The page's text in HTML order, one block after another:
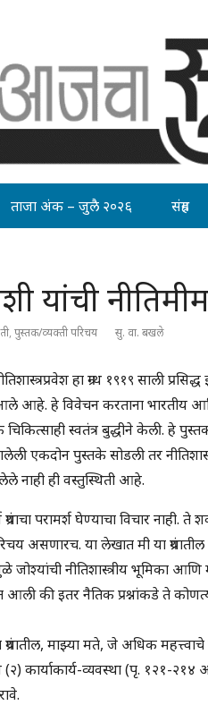
ताजा अंक – जुलै २०२६ संग्रह
यांची
, पुस्तक/व्यक्ती परिचय सु. वा. बखले
हा ग्रन्थ १९१९ साली
आहे. हे विवेचन करताना भारतीय
चिकित्साही स्वतंत्र बुद्धीने केली. हे
एकदोन पुस्तके सोडली तर
नाही ही वस्तुस्थिती आहे.
परामर्श घेण्याचा विचार
असणारच. या लेखात मी या
जोश्यांची नीतिशास्त्रीय भूमिका
आली की इतर नैतिक प्रश्नांकडे ते
ग्रंथातील, माझ्या मते, जे अधिक
कार्याकार्य-व्यवस्था (पृ. १२१-२१४